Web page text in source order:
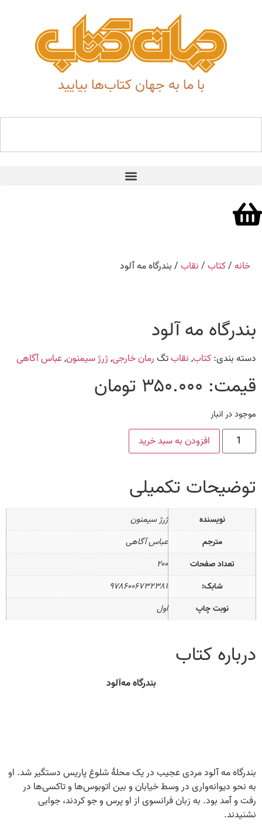
با ما به جهان کتاب‌ها بیایید
خانه/کتاب/نقاب/ بندرگاه مه آلود
بندرگاه مه آلود
دسته بندی:کتاب,نقابتگرمان خارجی,ژرژ سیمنون,عباس آگاهی
قیمت: ۳۵۰.۰۰۰ تومان
موجود در انبار
افزودن به سبد خرید
توضیحات تکمیلی
نویسنده
ژرژ سیمنون
مترجم
عباس آگاهی
تعداد صفحات
۲۰۰
شابک:
۹۷۸۶۰۰۶۷۳۲۳۸۱
نوبت چاپ
اول
درباره کتاب
بندرگاه مه‌آلود
بندرگاه مه آلود مردی عجیب در یک محلۀ شلوغ پاریس دستگیر ‌شد. او
به نحو دیوانه‌واری در وسط خیابان و بین اتوبوس‌ها و تاکسی‌ها در
رفت و آمد بود. به زبان فرانسوی از او پرس و جو کردند، جوابی
نشنیدند.